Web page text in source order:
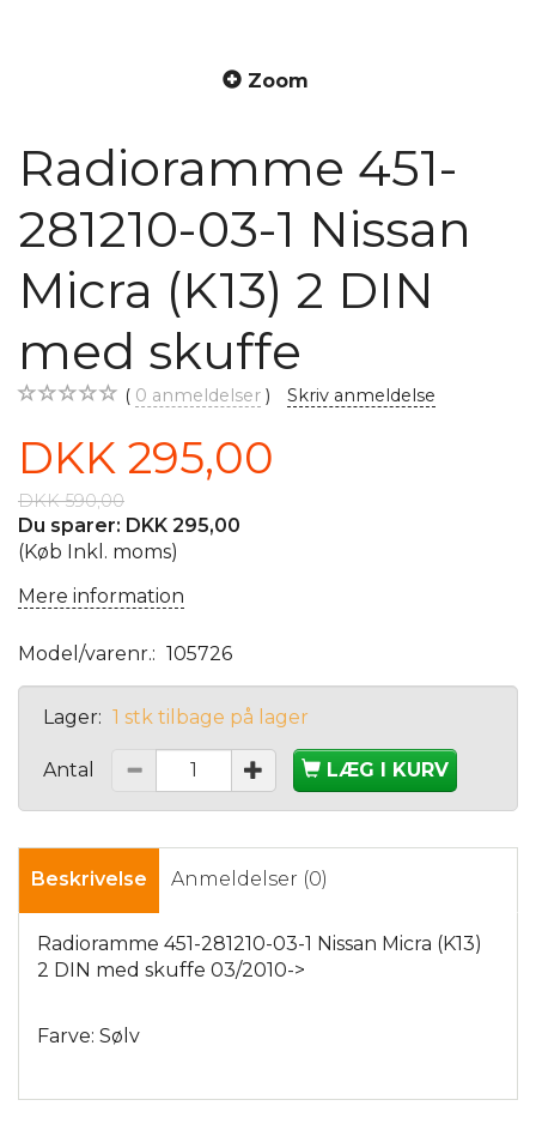
Zoom
Radioramme 451-
281210-03-1 Nissan
Micra (K13) 2 DIN
med skuffe
0 anmeldelser Skriv anmeldelse
DKK 295,00
DKK 590,00
Du sparer: DKK 295,00
(Køb Inkl. moms)
Mere information
Model/varenr.: 105726
Lager: 1 stk tilbage på lager
Antal LÆG I KURV
Beskrivelse Anmeldelser (0)
Radioramme 451-281210-03-1 Nissan Micra (K13)
2 DIN med skuffe 03/2010->
Farve: Sølv